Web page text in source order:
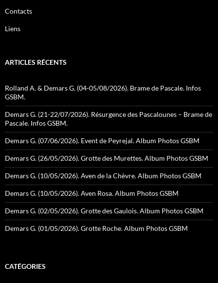
Contacts
Liens
ARTICLES RÉCENTS
Rolland A. & Demars G. (04-05/08/2026). Brame de Pascale. Infos
GSBM.
Demars G. (21-22/07/2026). Résurgence des Pascalounes – Brame de
Pascale. Infos GSBM.
Demars G. (07/06/2026). Event de Peyrejal. Album Photos GSBM
Demars G. (26/05/2026). Grotte des Murettes. Album Photos GSBM
Demars G. (10/05/2026). Aven de la Chèvre. Album Photos GSBM
Demars G. (10/05/2026). Aven Rosa. Album Photos GSBM
Demars G. (02/05/2026). Grotte des Gaulois. Album Photos GSBM
Demars G. (01/05/2026). Grotte Roche. Album Photos GSBM
CATÉGORIES